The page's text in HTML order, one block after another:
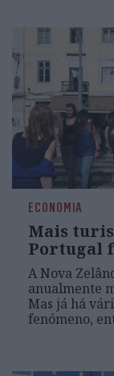
ECONOMIA
Mais
Portugal
A Nova
anualmente
Mas já há
fenómeno,